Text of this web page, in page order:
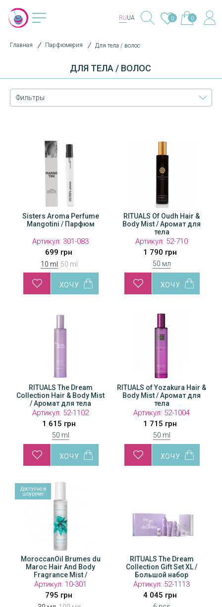
RUUA 0 0
Главная Парфюмерия Для тела / волос
ДЛЯ ТЕЛА / ВОЛОС
Фильтры
Sisters Aroma Perfume
Mangotini / Парфюм
Артикул: 301-083
699 грн
Sisters Aroma Perfume
Mangotini / Парфюм
Артикул:301-084
2 199 грн
10 ml 50 ml
RITUALS Of Oudh Hair &
Body Mist / Аромат для
тела
Артикул: 52-710
1 790 грн
50 мл
RITUALS The Dream
Collection Hair & Body Mist
/ Аромат для тела
Артикул: 52-1102
1 615 грн
50 ml
RITUALS of Yozakura Hair &
Body Mist / Аромат для
тела
Артикул: 52-1004
1 715 грн
50 ml
MoroccanOil Brumes du
Maroc Hair And Body
Fragrance Mist /
Ароматический спрей для
волос и тела
Артикул: 10-301
795 грн
Доступно в
шоуруме
MoroccanOil Brumes du
Maroc Hair And Body
Fragrance Mist /
Ароматический спрей для
волос и тела
Артикул:10-302
1 370 грн
RITUALS The Dream
Collection Gift Set XL /
Большой набор
Артикул: 52-1113
4 045 грн